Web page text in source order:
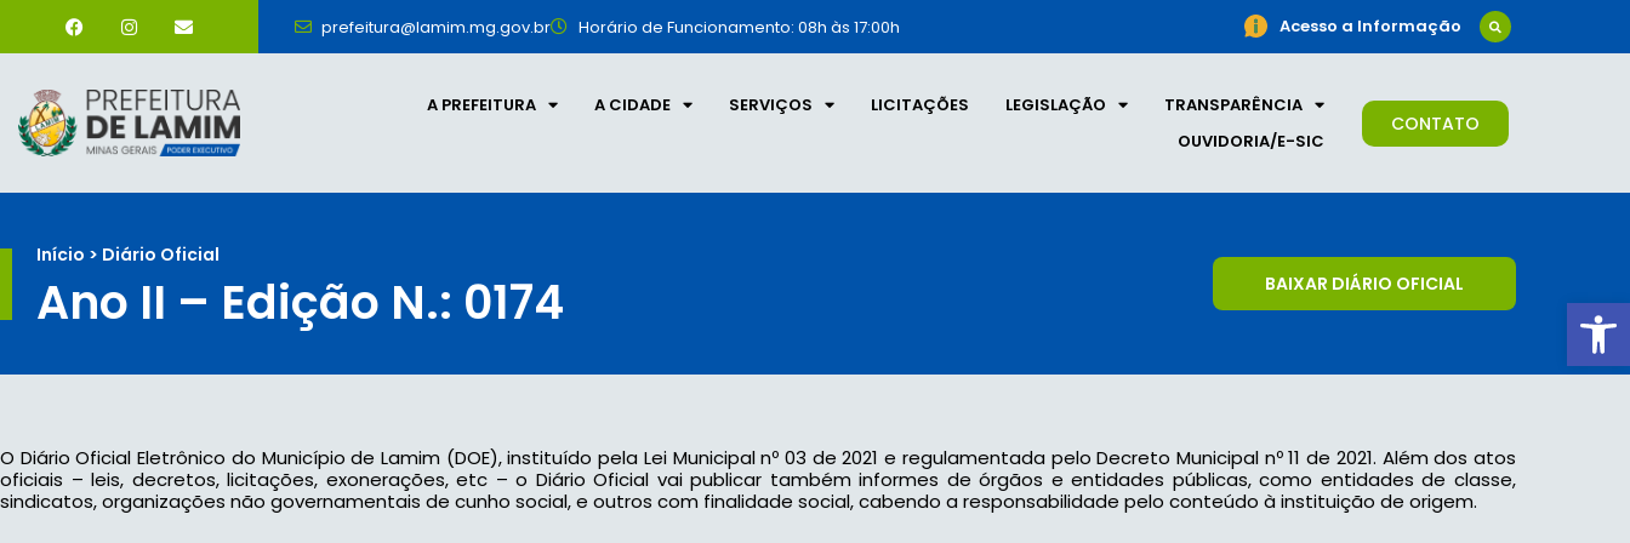
prefeitura@lamim.mg.gov.br Horário de Funcionamento: 08h às 17:00h Acesso a Informação
A PREFEITURA A CIDADE SERVIÇOS LICITAÇÕES LEGISLAÇÃO
TRANSPARÊNCIA
OUVIDORIA/E-SIC
CONTATO
Início > Diário Oficial
Ano II – Edição N.: 0174 BAIXAR DIÁRIO OFICIAL
O Diário Oficial Eletrônico do Município de Lamim (DOE), instituído pela Lei Municipal nº 03 de 2021 e regulamentada pelo Decreto Municipal nº 11 de 2021. Além dos atos
oficiais – leis, decretos, licitações, exonerações, etc – o Diário Oficial vai publicar também informes de órgãos e entidades públicas, como entidades de classe,
sindicatos, organizações não governamentais de cunho social, e outros com finalidade social, cabendo a responsabilidade pelo conteúdo à instituição de origem.